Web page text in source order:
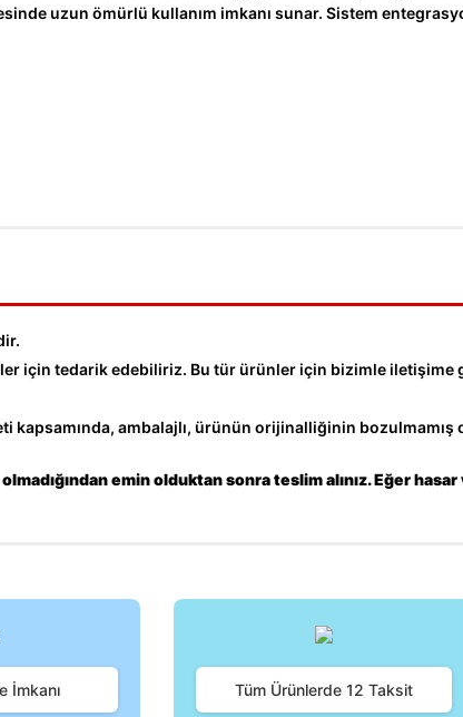
uzun ömürlü kullanım imkanı sunar. Sistem
için tedarik edebiliriz. Bu tür ürünler için bizimle iletişime
kapsamında, ambalajlı, ürünün orijinalliğinin bozulmamış
emin olduktan sonra teslim alınız. Eğer
İmkanı Tüm Ürünlerde 12 Taksit